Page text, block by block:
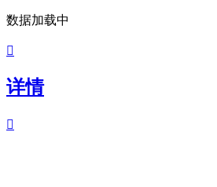
数据加载中

详情
